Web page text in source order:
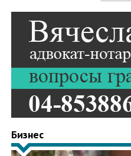
Бизнес